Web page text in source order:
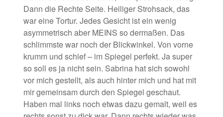
Dann die Rechte Seite. Heiliger Strohsack, das
war eine Tortur. Jedes Gesicht ist ein wenig
asymmetrisch aber MEINS so dermaßen. Das
schlimmste war noch der Blickwinkel. Von vorne
krumm und schief – im Spiegel perfekt. Ja super
so soll es ja nicht sein. Sabrina hat sich sowohl
vor mich gestellt, als auch hinter mich und hat mit
mir gemeinsam durch den Spiegel geschaut.
Haben mal links noch etwas dazu gemalt, weil es